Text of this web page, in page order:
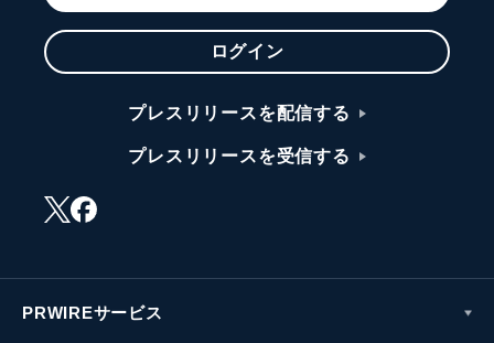
ログイン
プレスリリースを配信する
プレスリリースを受信する
PRWIREサービス